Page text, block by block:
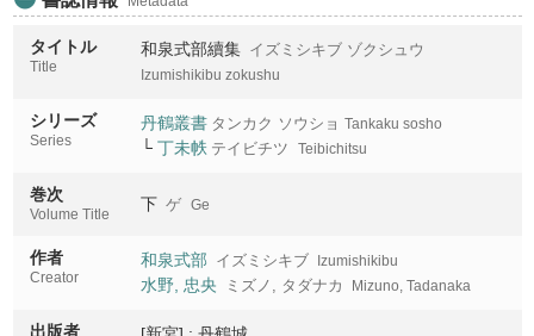
タイトル
Title
和泉式部續集
イズミシキブ ゾクシュウ
Izumishikibu zokushu
シリーズ
Series
丹鶴叢書 タンカク ソウショ Tankaku sosho
└ 丁未帙 テイビチツ Teibichitsu
巻次
Volume Title
下 ゲ Ge
作者
Creator
和泉式部 イズミシキブ Izumishikibu
水野, 忠央 ミズノ, タダナカ Mizuno, Tadanaka
出版者